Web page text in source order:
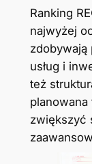
Ranking
najwyżej
zdobywają
usług i
też
zwiększyć